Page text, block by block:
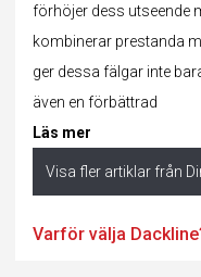
förhöjer dess utseende
kombinerar prestanda
ger dessa fälgar inte
även en förbättrad
Läs mer
Visa fler artiklar från
Varför välja